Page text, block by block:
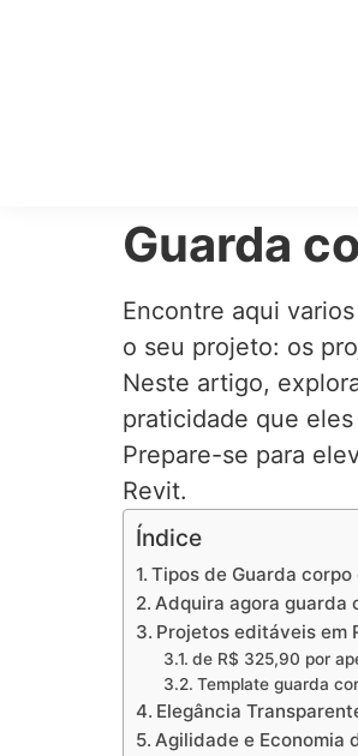
Guarda
Encontre aqui
o seu projeto: os
Neste artigo,
praticidade que
Prepare-se para
Revit.
Índice
Tipos de Guarda
Adquira agora guarda
Projetos editáveis em
de R$ 325,90 por
Template guarda
Elegância
Agilidade e Economia